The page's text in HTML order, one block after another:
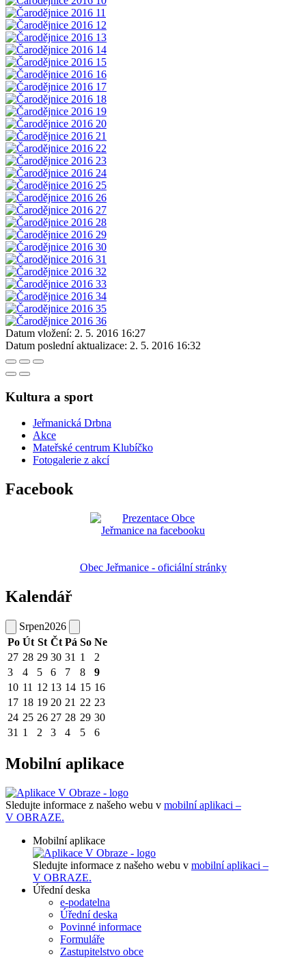
Datum vložení: 2. 5. 2016 16:27
Datum poslední aktualizace: 2. 5. 2016 16:32
Kultura a sport
Jeřmanická Drbna
Akce
Mateřské centrum Klubíčko
Fotogalerie z akcí
Facebook
Obec Jeřmanice - oficiální stránky
Kalendář
Srpen2026
Po Út St Čt Pá So Ne
27 28 29 30 31 1
2
3
4 5 6 7 8
9
10 11 12 13 14 15 16
17 18 19 20 21 22 23
24 25 26 27 28 29 30
31 1 2 3 4 5 6
Mobilní aplikace
Sledujte informace z našeho webu v mobilní aplikaci –
V OBRAZE.
Mobilní aplikace
Sledujte informace z našeho webu v mobilní aplikaci –
V OBRAZE.
Úřední deska
e-podatelna
Úřední deska
Povinné informace
Formuláře
Zastupitelstvo obce